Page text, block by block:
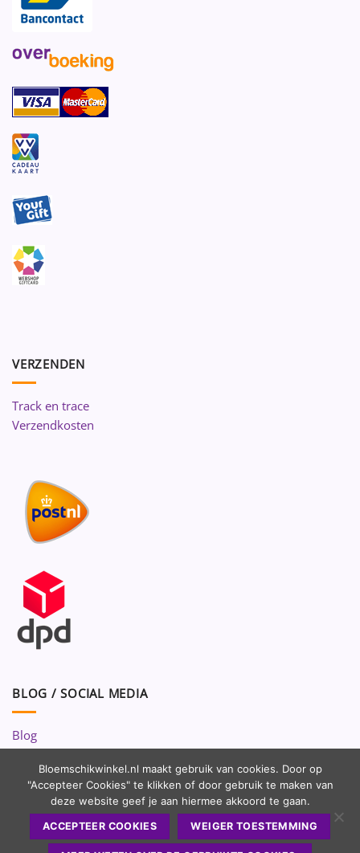
VERZENDEN
Track en trace
Verzendkosten
BLOG / SOCIAL MEDIA
Blog
Volg ons op:
Bloemschikwinkel.nl maakt gebruik van cookies. Door op
"Accepteer Cookies" te klikken of door gebruik te maken van
deze website geef je aan hiermee akkoord te gaan.
ACCEPTEER COOKIES WEIGER TOESTEMMING